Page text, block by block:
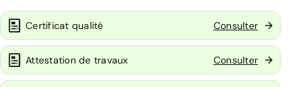
Certificat qualité Consulter
Attestation de travaux Consulter